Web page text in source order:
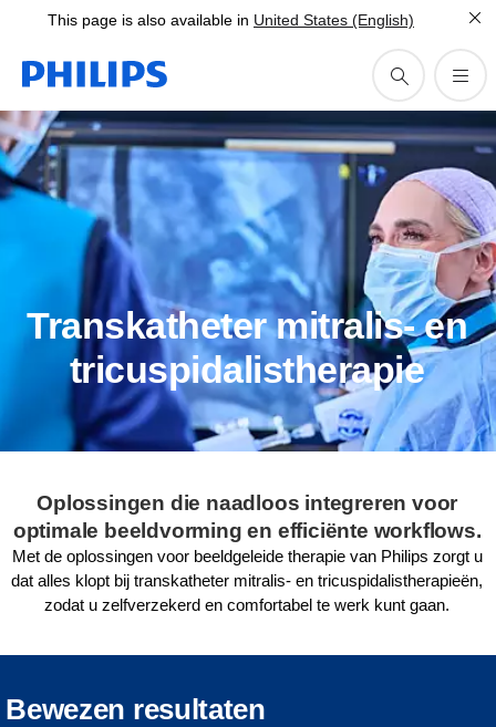
This page is also available in United States (English)
Transkatheter mitralis- en
tricuspidalistherapie
Oplossingen die naadloos integreren voor
optimale beeldvorming en efficiënte workflows.
Met de oplossingen voor beeldgeleide therapie van Philips zorgt u
dat alles klopt bij transkatheter mitralis- en tricuspidalistherapieën,
zodat u zelfverzekerd en comfortabel te werk kunt gaan.
Bewezen resultaten